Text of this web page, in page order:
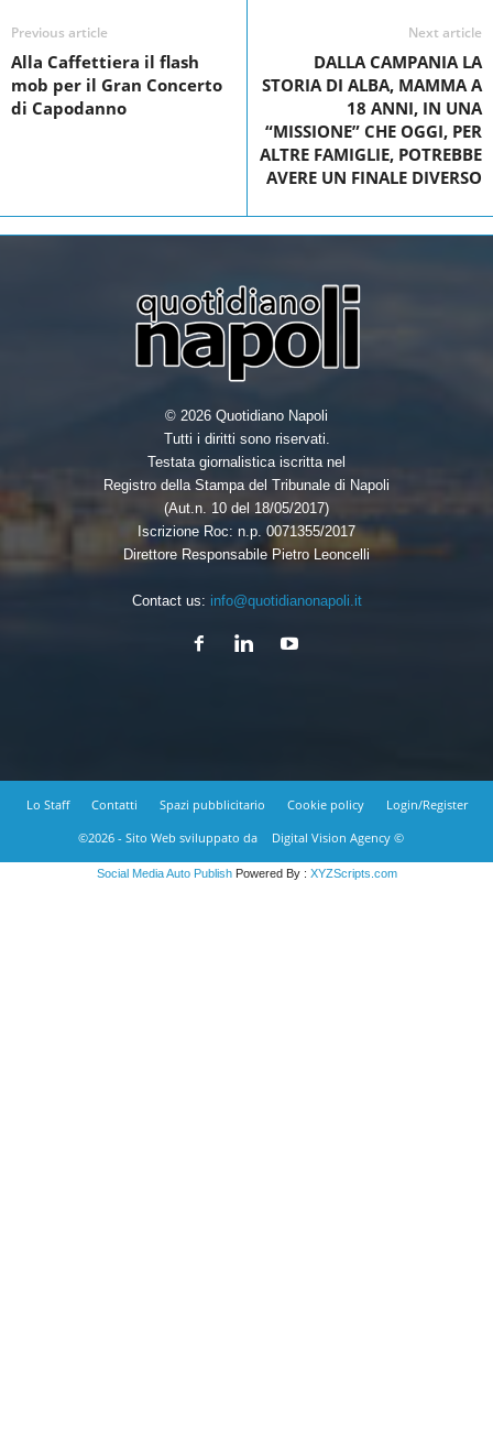
e
b
o
t
t
e
k
e
d
e
Previous article
Alla Caffettiera il flash
mob per il Gran Concerto
di Capodanno
Next article
DALLA CAMPANIA LA
STORIA DI ALBA, MAMMA A
18 ANNI, IN UNA
“MISSIONE” CHE OGGI, PER
ALTRE FAMIGLIE, POTREBBE
AVERE UN FINALE DIVERSO
© 2026 Quotidiano Napoli
Tutti i diritti sono riservati.
Testata giornalistica iscritta nel
Registro della Stampa del Tribunale di Napoli
(Aut.n. 10 del 18/05/2017)
Iscrizione Roc: n.p. 0071355/2017
Direttore Responsabile Pietro Leoncelli
Contact us: info@quotidianonapoli.it
Lo Staff Contatti Spazi pubblicitario Cookie policy
Login/Register
©2026 - Sito Web sviluppato da
Digital Vision Agency ©
Social Media Auto PublishPowered By : XYZScripts.com